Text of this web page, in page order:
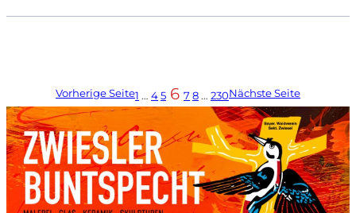
Vorherige Seite1 … 45 6 78 … 230Nächste Seite